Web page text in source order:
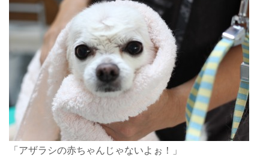
「アザラシの赤ちゃんじゃないよぉ！」